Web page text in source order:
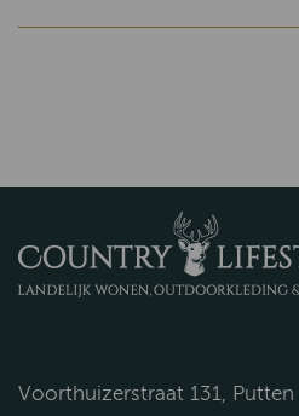
Voorthuizerstraat 131, Putten